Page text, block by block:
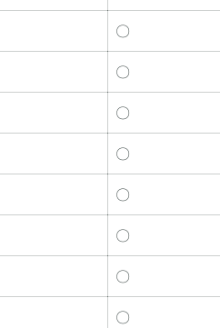
〇
〇
〇
〇
〇
〇
〇
〇